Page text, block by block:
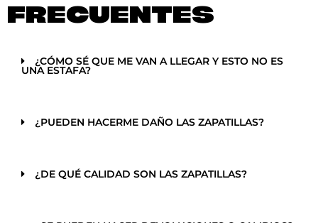
FRECUENTES
¿CÓMO SÉ QUE ME VAN A LLEGAR Y ESTO NO ES
UNA ESTAFA?
¿PUEDEN HACERME DAÑO LAS ZAPATILLAS?
¿DE QUÉ CALIDAD SON LAS ZAPATILLAS?